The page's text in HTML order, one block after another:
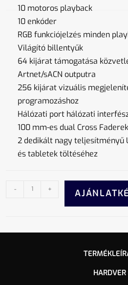
10 motoros playback
10 enkóder
RGB funkciójelzés minden
Világító billentyűk
64 kijárat támogatása
Artnet/sACN outputra
256 kijárat vizuális
programozáshoz
Hálózati port hálózati
100 mm-es dual Cross Faderek
2 dedikált nagy teljesítményű
és tabletek töltéséhez
- +
HARDVER